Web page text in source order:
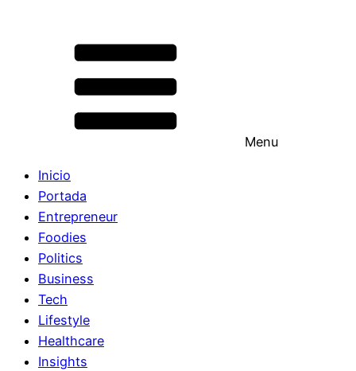
Menu
Inicio
Portada
Entrepreneur
Foodies
Politics
Business
Tech
Lifestyle
Healthcare
Insights